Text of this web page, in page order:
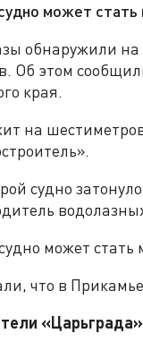
может
обнаружили
Об этом
края.
на
судно
может
что в Прикамье